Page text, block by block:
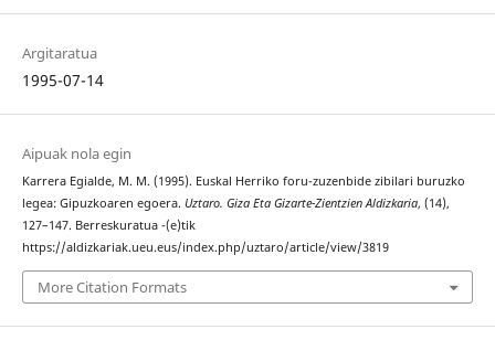
Argitaratua
1995-07-14
Aipuak nola egin
Karrera Egialde, M. M. (1995). Euskal Herriko foru-zuzenbide zibilari buruzko
legea: Gipuzkoaren egoera. Uztaro. Giza Eta Gizarte-Zientzien Aldizkaria, (14),
127–147. Berreskuratua -(e)tik
https://aldizkariak.ueu.eus/index.php/uztaro/article/view/3819
More Citation Formats